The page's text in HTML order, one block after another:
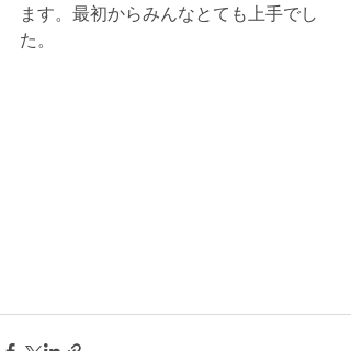
ます。最初からみんなとても上手でし
た。